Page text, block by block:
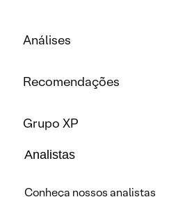
Análises
Recomendações
Grupo XP
Analistas
Conheça nossos analistas